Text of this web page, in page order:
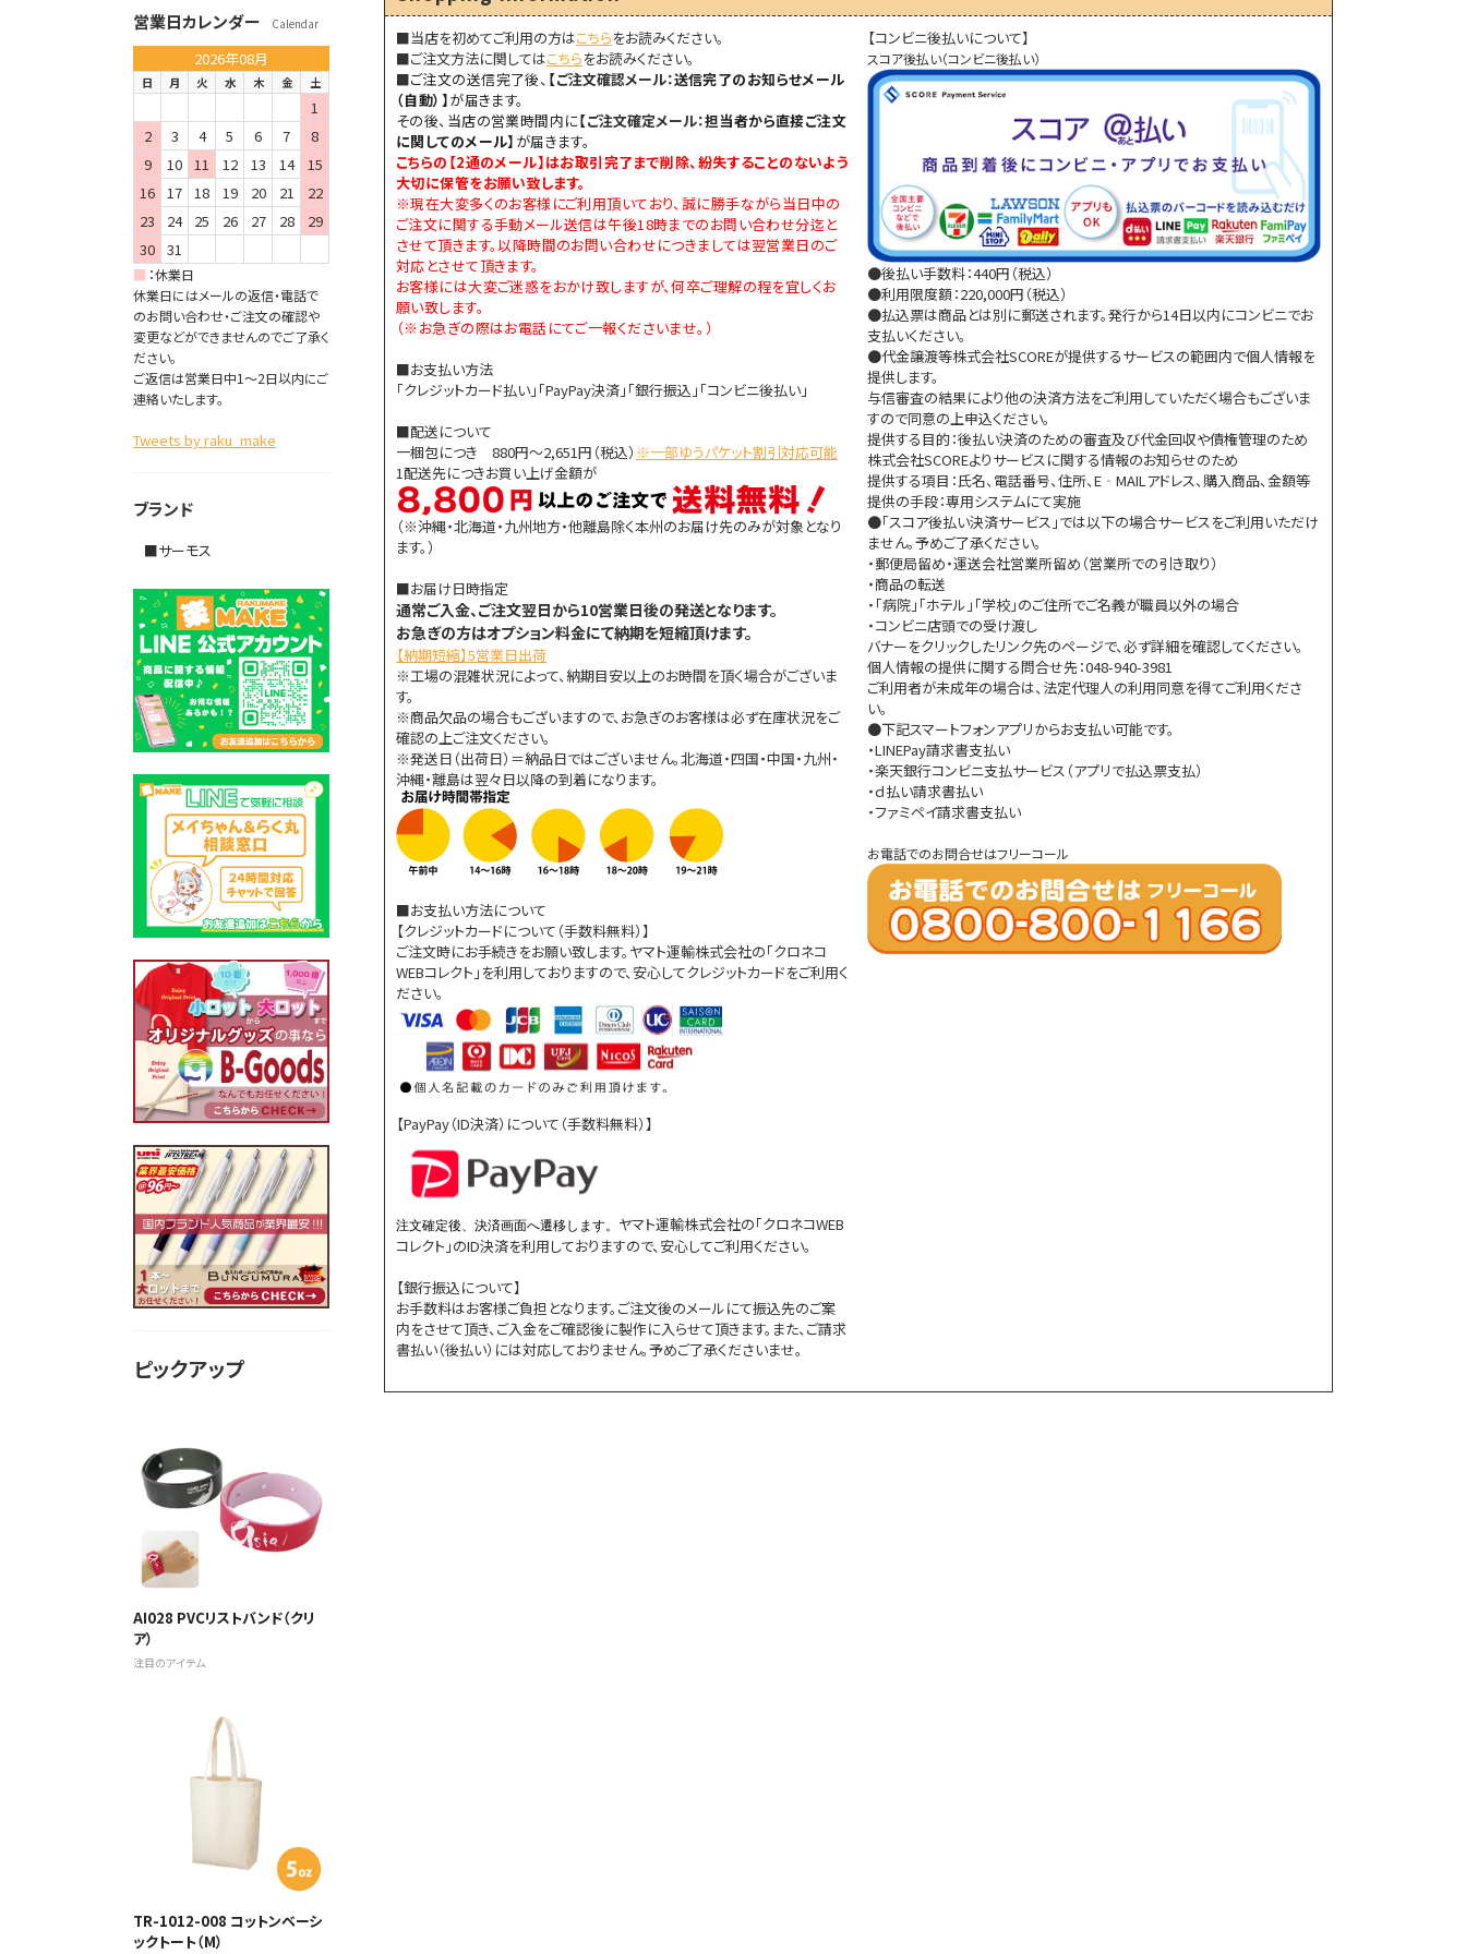
営業日カレンダー Calendar
2026年08月
日 月 火 水 木 金 土
1
2
3 4 5 6 7
8
9
10 11 12 13 14
15
16 17 18 19 20 21
22
23
24 25 26 27 28
29
30 31
■ ：休業日
休業日にはメールの返信・電話で
のお問い合わせ・ご注文の確認や
変更などができませんのでご了承く
ださい。
ご返信は営業日中1～2日以内にご
連絡いたします。
Tweets by raku_make
ブランド
■サーモス
ピックアップ
AI028 PVCリストバンド（クリ
ア）
注目のアイテム
TR-1012-008 コットンベーシ
ックトート（M）
■当店を初めてご利用の方はこちらをお読みください。
■ご注文方法に関してはこちらをお読みください。
■ご注文の送信完了後、 【ご注文確認メール：送信完了のお知らせメール
（自動）】が届きます。
その後、当店の営業時間内に【ご注文確定メール：担当者から直接ご注文
に関してのメール】 が届きます。
こちらの【2通のメール】はお取引完了まで削除、紛失することのないよう
大切に保管をお願い致します。
※現在大変多くのお客様にご利用頂いており、誠に勝手ながら当日中の
ご注文に関する手動メール送信は午後18時までのお問い合わせ分迄と
させて頂きます。以降時間のお問い合わせにつきましては翌営業日のご
対応とさせて頂きます。
お客様には大変ご迷惑をおかけ致しますが、何卒ご理解の程を宜しくお
願い致します。
（※お急ぎの際はお電話にてご一報くださいませ。）
■お支払い方法
「クレジットカード払い」「PayPay決済」「銀行振込」「コンビニ後払い」
■配送について
一梱包につき 880円～2,651円（税込） ※一部ゆうパケット割引対応可能
1配送先につきお買い上げ金額が
（※沖縄・北海道・九州地方・他離島除く本州のお届け先のみが対象となり
ます。）
■お届け日時指定
通常ご入金、ご注文翌日から10営業日後の発送となります。
お急ぎの方はオプション料金にて納期を短縮頂けます。
【納期短縮】5営業日出荷
※工場の混雑状況によって、納期目安以上のお時間を頂く場合がございま
す。
※商品欠品の場合もございますので、お急ぎのお客様は必ず在庫状況をご
確認の上ご注文ください。
※発送日（出荷日）＝納品日ではございません。北海道・四国・中国・九州・
沖縄・離島は翌々日以降の到着になります。
■お支払い方法について
【クレジットカードについて（手数料無料）】
ご注文時にお手続きをお願い致します。ヤマト運輸株式会社の「クロネコ
WEBコレクト」を利用しておりますので、安心してクレジットカードをご利用く
ださい。
【PayPay（ID決済）について（手数料無料）】
注文確定後、決済画面へ遷移します。 ヤマト運輸株式会社の「クロネコWEB
コレクト」のID決済を利用しておりますので、安心してご利用ください。
【銀行振込について】
お手数料はお客様ご負担となります。ご注文後のメールにて振込先のご案
内をさせて頂き、ご入金をご確認後に製作に入らせて頂きます。また、ご請求
書払い（後払い）には対応しておりません。予めご了承くださいませ。
【コンビニ後払いについて】
スコア後払い（コンビニ後払い）
●後払い手数料：440円（税込）
●利用限度額：220,000円（税込）
●払込票は商品とは別に郵送されます。発行から14日以内にコンビニでお
支払いください。
●代金譲渡等株式会社SCOREが提供するサービスの範囲内で個人情報を
提供します。
与信審査の結果により他の決済方法をご利用していただく場合もございま
すので同意の上申込ください。
提供する目的：後払い決済のための審査及び代金回収や債権管理のため
株式会社SCOREよりサービスに関する情報のお知らせのため
提供する項目：氏名、電話番号、住所、E‐MAILアドレス、購入商品、金額等
提供の手段：専用システムにて実施
●「スコア後払い決済サービス」では以下の場合サービスをご利用いただけ
ません。予めご了承ください。
・郵便局留め・運送会社営業所留め（営業所での引き取り）
・商品の転送
・「病院」「ホテル」「学校」のご住所でご名義が職員以外の場合
・コンビニ店頭での受け渡し
バナーをクリックしたリンク先のページで、必ず詳細を確認してください。
個人情報の提供に関する問合せ先：048-940-3981
ご利用者が未成年の場合は、法定代理人の利用同意を得てご利用くださ
い。
●下記スマートフォンアプリからお支払い可能です。
・LINEPay請求書支払い
・楽天銀行コンビニ支払サービス（アプリで払込票支払）
・ｄ払い請求書払い
・ファミペイ請求書支払い
お電話でのお問合せはフリーコール